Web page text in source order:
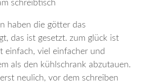
haben die götter das
das ist gesetzt. zum glück ist
einfach, viel einfacher und
als den kühlschrank abzutauen.
neulich, vor dem schreiben